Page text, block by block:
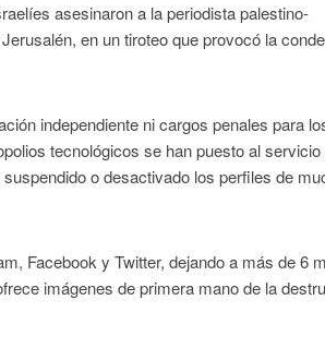
asesinaron a la periodista palestino-
en un tiroteo que provocó la
independiente ni cargos penales para
tecnológicos se han puesto al servicio
o desactivado los perfiles de
Facebook y Twitter, dejando a más de 6
imágenes de primera mano de la